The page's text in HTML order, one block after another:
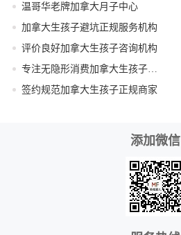
温哥华老牌加拿大月子中心
加拿大生孩子避坑正规服务机构
评价良好加拿大生孩子咨询机构
签约规范加拿大生孩子正规商家
添加微信